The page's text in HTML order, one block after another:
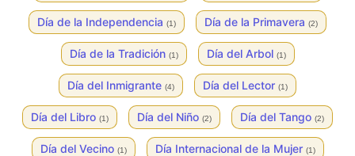
Día de la Independencia (1) Día de la Primavera (2)
Día de la Tradición (1) Día del Arbol (1)
Día del Inmigrante (4) Día del Lector (1)
Día del Libro (1) Día del Niño (2) Día del Tango (2)
Día del Vecino (1) Día Internacional de la Mujer (1)